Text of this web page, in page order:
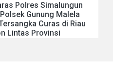
Polres Simalungun
Gunung Malela
Curas di Riau
Lintas Provinsi